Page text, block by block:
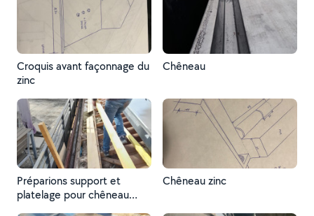
Croquis avant façonnage du
zinc
Chêneau
Préparions support et
platelage pour chêneau
Chêneau zinc